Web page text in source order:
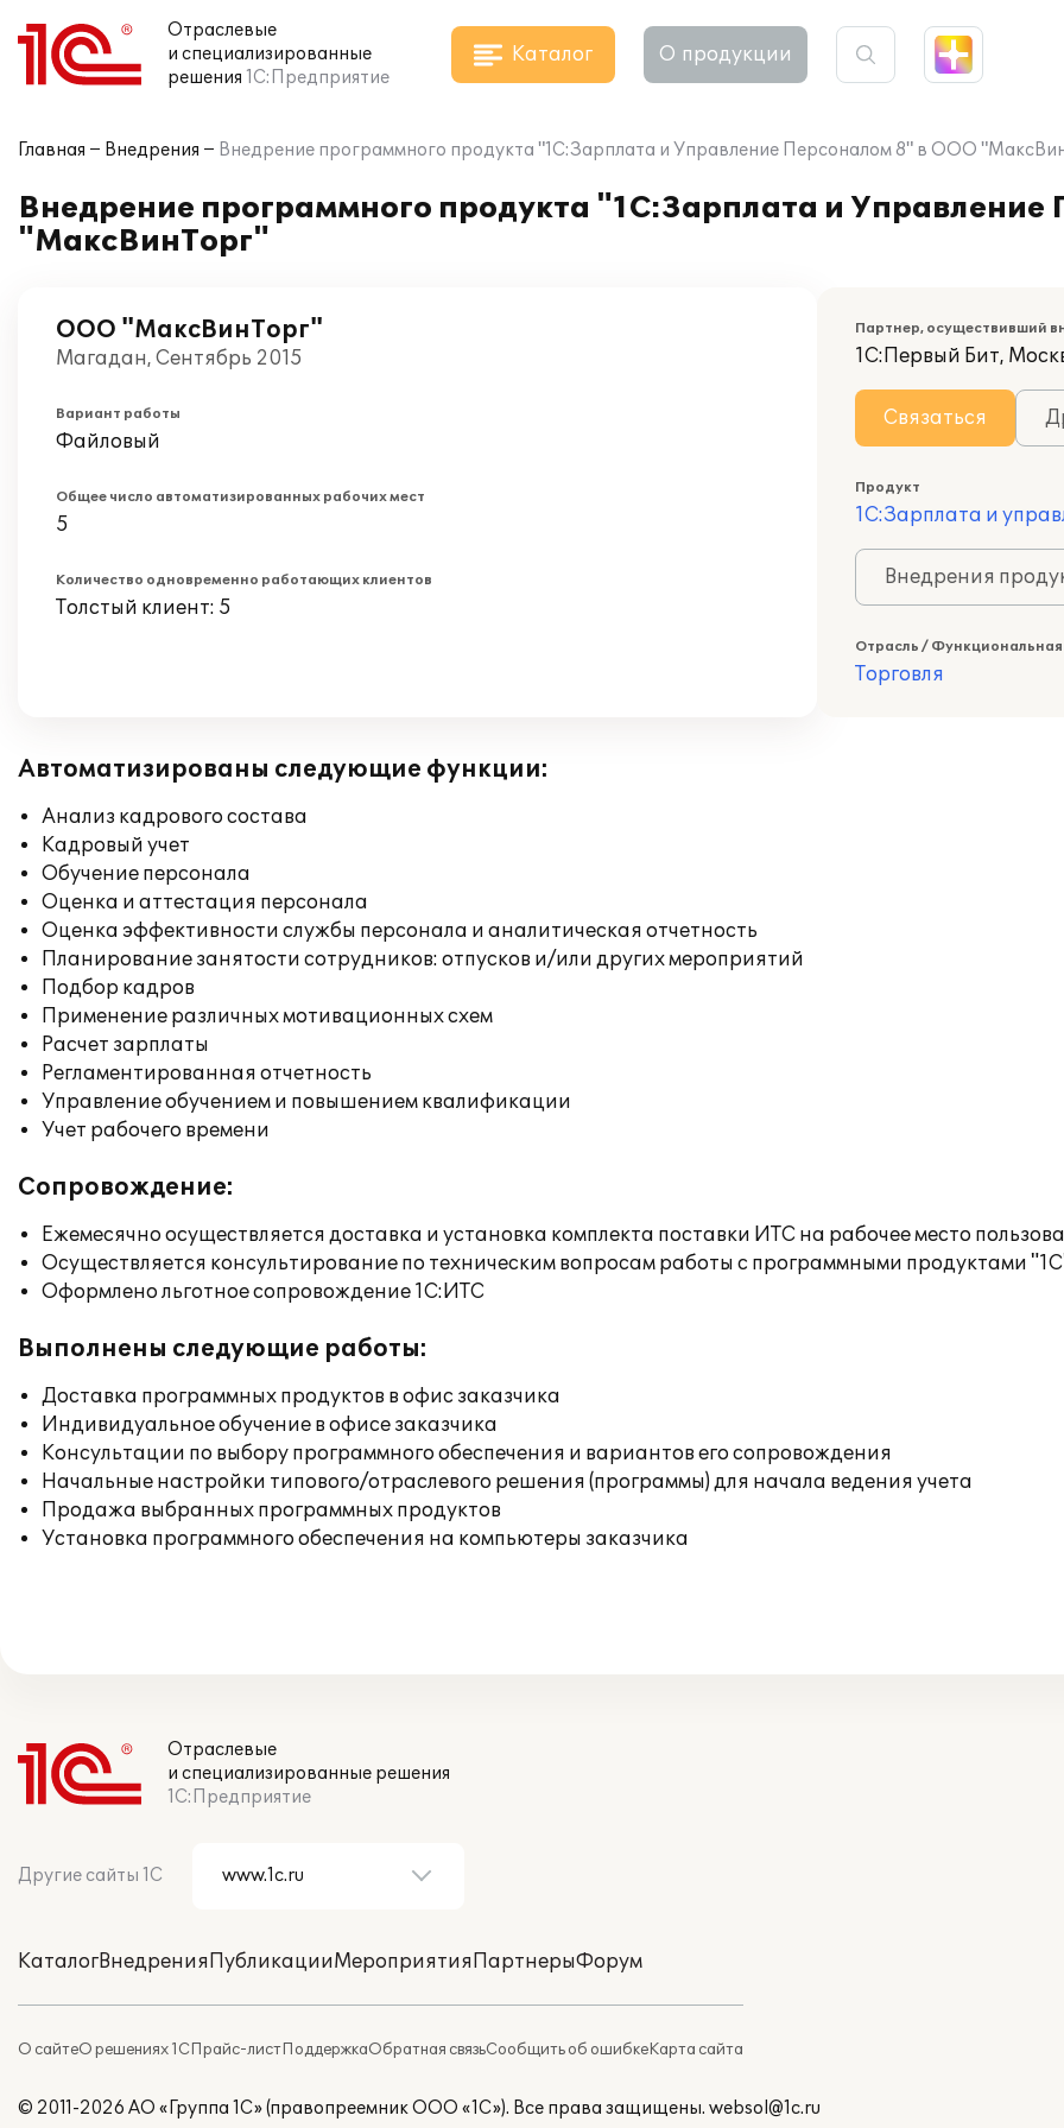
Отраслевые
и специализированные
решения 1С:Предприятие
Каталог О продукции
Главная Внедрения Внедрение программного продукта "1С:Зарплата и Управление Персоналом 8" в ООО
Внедрение программного продукта "1С:Зарплата и
"МаксВинТорг"
ООО "МаксВинТорг"
Магадан, Сентябрь 2015
Вариант работы
Файловый
Общее число автоматизированных рабочих мест
5
Количество одновременно работающих клиентов
Толстый клиент: 5
Партнер, осуществивший
1С:Первый Бит,
Связаться
Продукт
1С:Зарплата и
Внедрения
Отрасль / Функциональная
Торговля
Автоматизированы следующие функции:
Анализ кадрового состава
Кадровый учет
Обучение персонала
Оценка и аттестация персонала
Оценка эффективности службы персонала и аналитическая отчетность
Планирование занятости сотрудников: отпусков и/или других мероприятий
Подбор кадров
Применение различных мотивационных схем
Расчет зарплаты
Регламентированная отчетность
Управление обучением и повышением квалификации
Учет рабочего времени
Сопровождение:
Ежемесячно осуществляется доставка и установка комплекта поставки ИТС на рабочее место
Осуществляется консультирование по техническим вопросам работы с программными продуктами
Оформлено льготное сопровождение 1С:ИТС
Выполнены следующие работы:
Доставка программных продуктов в офис заказчика
Индивидуальное обучение в офисе заказчика
Консультации по выбору программного обеспечения и вариантов его сопровождения
Начальные настройки типового/отраслевого решения (программы) для начала ведения учета
Продажа выбранных программных продуктов
Установка программного обеспечения на компьютеры заказчика
Отраслевые
и специализированные решения
1С:Предприятие
Другие сайты 1С
КаталогВнедренияПубликацииМероприятияПартнерыФорум
О сайтеО решениях 1СПрайс-листПоддержкаОбратная связьСообщить об ошибкеКарта сайта
© 2011-2026 АО «Группа 1С» (правопреемник ООО «1С»). Все права защищены. websol@1c.ru